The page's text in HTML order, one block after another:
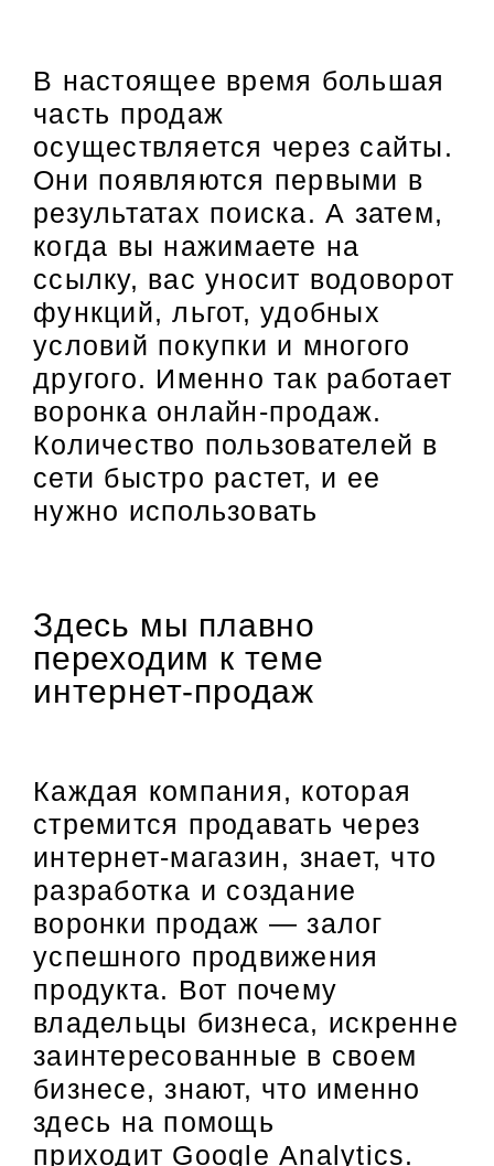
В настоящее время большая
часть продаж
осуществляется через сайты.
Они появляются первыми в
результатах поиска. А затем,
когда вы нажимаете на
ссылку, вас уносит водоворот
функций, льгот, удобных
условий покупки и многого
другого. Именно так работает
воронка онлайн-продаж.
Количество пользователей в
сети быстро растет, и ее
нужно использовать
Здесь мы плавно
переходим к теме
интернет-продаж
Каждая компания, которая
стремится продавать через
интернет-магазин, знает, что
разработка и создание
воронки продаж — залог
успешного продвижения
продукта. Вот почему
владельцы бизнеса, искренне
заинтересованные в своем
бизнесе, знают, что именно
здесь на помощь
приходит Google Analytics.